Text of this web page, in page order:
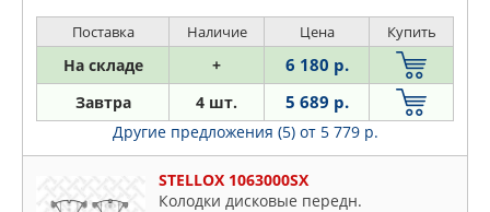
Поставка Наличие Цена Купить
На складе + 6 180 р.
Завтра 4 шт. 5 689 р.
Другие предложения (5) от 5 779 р.
STELLOX 1063000SX
Колодки дисковые передн.